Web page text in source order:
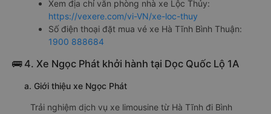
Xem địa chỉ văn phòng nhà xe Lộc Thủy:
https://vexere.com/vi-VN/xe-loc-thuy
Số điện thoại đặt mua vé xe Hà Tĩnh Bình Thuận:
1900 888684
🚌 4. Xe Ngọc Phát khởi hành tại Dọc Quốc Lộ 1A
a. Giới thiệu xe Ngọc Phát
Trải nghiệm dịch vụ xe limousine từ Hà Tĩnh đi Bình